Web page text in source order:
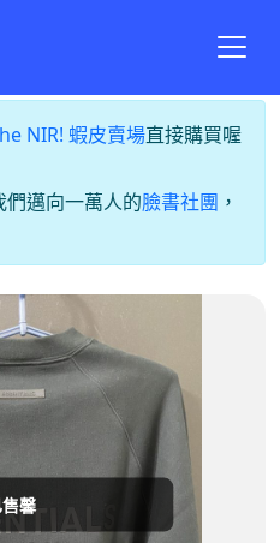
NIR! 蝦皮賣場直接購買喔
邁向一萬人的臉書社團 ，
馨